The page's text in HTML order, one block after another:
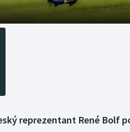
reprezentant René Bolf